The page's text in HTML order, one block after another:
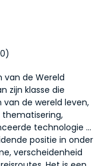
van de Wereld
zijn klasse die
de wereld leven,
thematisering,
technologie ...
positie in onder
verscheidenheid